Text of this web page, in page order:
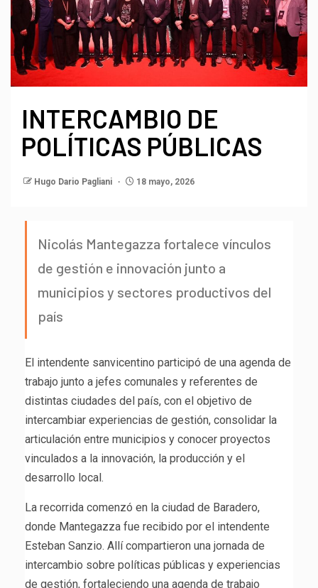
INTERCAMBIO DE
POLÍTICAS PÚBLICAS
Hugo Dario Pagliani 18 mayo, 2026
Nicolás Mantegazza fortalece vínculos
de gestión e innovación junto a
municipios y sectores productivos del
país
El intendente sanvicentino participó de una agenda de
trabajo junto a jefes comunales y referentes de
distintas ciudades del país, con el objetivo de
intercambiar experiencias de gestión, consolidar la
articulación entre municipios y conocer proyectos
vinculados a la innovación, la producción y el
desarrollo local.
La recorrida comenzó en la ciudad de Baradero,
donde Mantegazza fue recibido por el intendente
Esteban Sanzio. Allí compartieron una jornada de
intercambio sobre políticas públicas y experiencias
de gestión, fortaleciendo una agenda de trabajo